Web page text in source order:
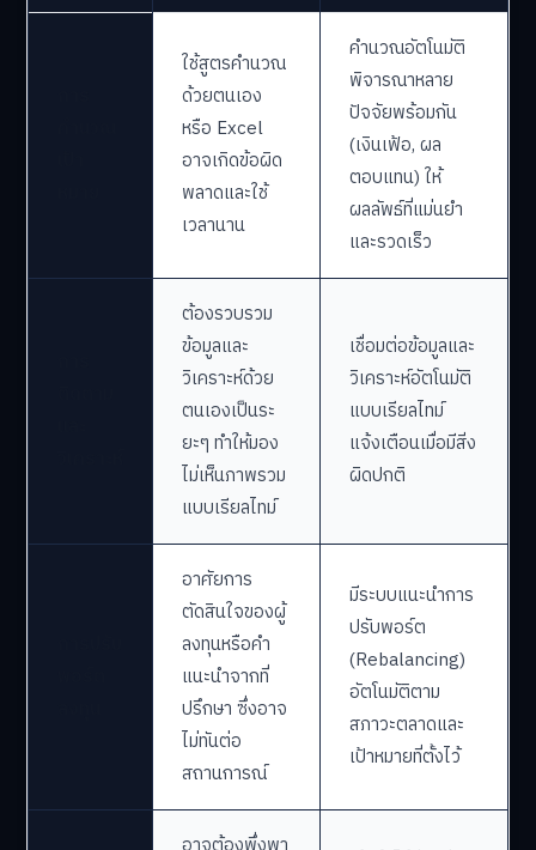
ใช้สูตรคำนวณ
ด้วยตนเอง
หรือ Excel
อาจเกิดข้อผิด
พลาดและใช้
เวลานาน
คำนวณอัตโนมัติ
พิจารณาหลาย
ปัจจัยพร้อมกัน
(เงินเฟ้อ, ผล
ตอบแทน) ให้
ผลลัพธ์ที่แม่นยำ
และรวดเร็ว
ต้องรวบรวม
ข้อมูลและ
วิเคราะห์ด้วย
ตนเองเป็นระ
ยะๆ ทำให้มอง
ไม่เห็นภาพรวม
แบบเรียลไทม์
เชื่อมต่อข้อมูลและ
วิเคราะห์อัตโนมัติ
แบบเรียลไทม์
แจ้งเตือนเมื่อมีสิ่ง
ผิดปกติ
อาศัยการ
ตัดสินใจของผู้
ลงทุนหรือคำ
แนะนำจากที่
ปรึกษา ซึ่งอาจ
ไม่ทันต่อ
สถานการณ์
มีระบบแนะนำการ
ปรับพอร์ต
(Rebalancing)
อัตโนมัติตาม
สภาวะตลาดและ
เป้าหมายที่ตั้งไว้